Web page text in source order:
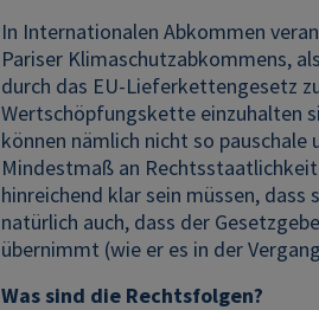
In Internationalen Abkommen
Pariser Klimaschutzabkommens,
durch das EU-Lieferkettengesetz
Wertschöpfungskette einzuhalten
können nämlich nicht so
Mindestmaß an
hinreichend klar sein müssen,
natürlich auch, dass der
übernimmt (wie er es in der
Was sind die Rechtsfolgen?